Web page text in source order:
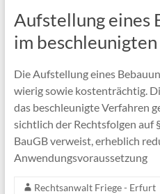
Aufstellung eines
im
Die Auf­stel­lung eines
wie­rig sowie kos­ten­träch­tig.
das beschleu­nig­te Ver­fah­ren
sicht­lich der Rechts­fol­gen auf
BauGB ver­weist, erheb­lich
Anwendungsvoraussetzung
Rechtsanwalt Friege - Erfurt